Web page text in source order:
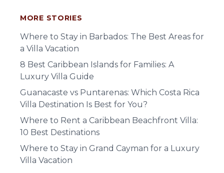
MORE STORIES
Where to Stay in Barbados: The Best Areas for
a Villa Vacation
8 Best Caribbean Islands for Families: A
Luxury Villa Guide
Guanacaste vs Puntarenas: Which Costa Rica
Villa Destination Is Best for You?
Where to Rent a Caribbean Beachfront Villa:
10 Best Destinations
Where to Stay in Grand Cayman for a Luxury
Villa Vacation